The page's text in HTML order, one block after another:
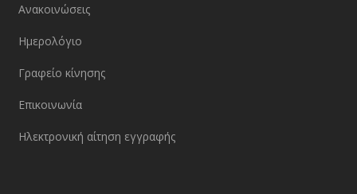
Ανακοινώσεις
Ημερολόγιο
Γραφείο κίνησης
Επικοινωνία
Ηλεκτρονική αίτηση εγγραφής